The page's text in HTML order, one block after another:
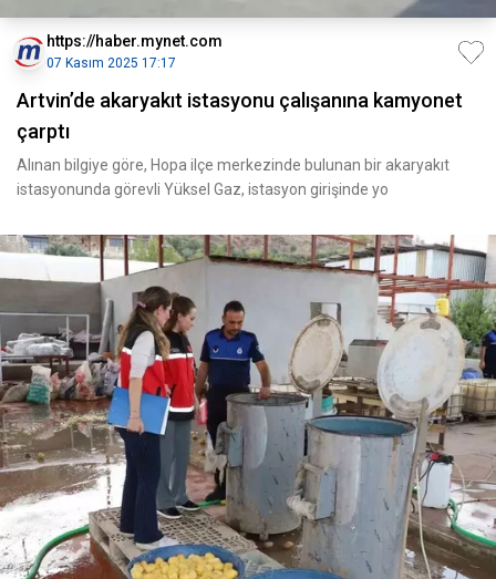
https://haber.mynet.com
07 Kasım 2025 17:17
Artvin’de akaryakıt istasyonu çalışanına kamyonet
çarptı
Alınan bilgiye göre, Hopa ilçe merkezinde bulunan bir akaryakıt
istasyonunda görevli Yüksel Gaz, istasyon girişinde yo